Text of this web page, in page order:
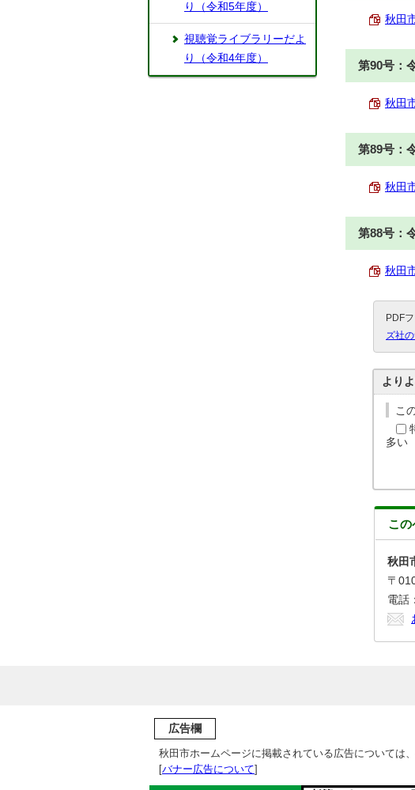
秋田
第90号：
秋田
第89号：
秋田
第88号：
秋田
PDF
ズ社
より
こ
多い
この
秋田
〒
電話
り（令和5年度）
視聴覚ライブラリーだよ
り（令和4年度）
広告欄
秋田市ホームページに掲載されている広告については
[バナー広告について]